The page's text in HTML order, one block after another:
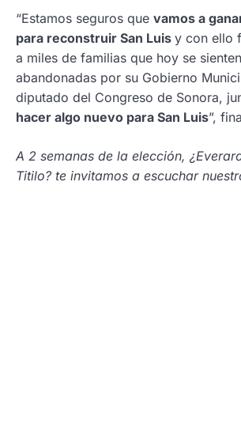
“Estamos seguros que vamos a
para reconstruir San Luis y con ello
a miles de familias que hoy se
abandonadas por su Gobierno
diputado del Congreso de Sonora,
hacer algo nuevo para San Luis”,
A 2 semanas de la elección,
Titilo? te invitamos a escuchar